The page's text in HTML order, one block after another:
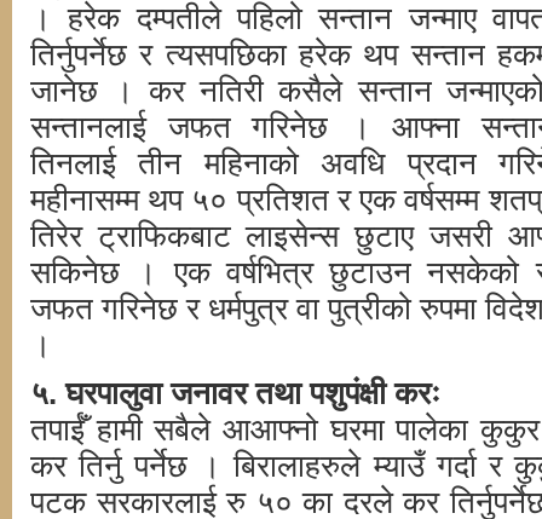
। हरेक दम्पतीले पहिलो सन्तान जन्माए
तिर्नुपर्नेछ र त्यसपछिका हरेक थप सन्तान
जानेछ । कर नतिरी कसैले सन्तान जन्माएको
सन्तानलाई जफत गरिनेछ । आफ्ना
तिनलाई तीन महिनाको अवधि प्रदान
महीनासम्म थप ५० प्रतिशत र एक वर्षसम्म
तिरेर ट्राफिकबाट लाइसेन्स छुटाए जसरी
सकिनेछ । एक वर्षभित्र छुटाउन नसकेको
जफत गरिनेछ र धर्मपुत्र वा पुत्रीको रुपमा
।
५. घरपालुवा जनावर तथा पशुपंक्षी करः
तपाईँ हामी सबैले आआफ्नो घरमा पालेका कुकुर
कर तिर्नु पर्नेछ । बिरालाहरुले म्याउँ गर्दा
पटक सरकारलाई रु ५० का दरले कर